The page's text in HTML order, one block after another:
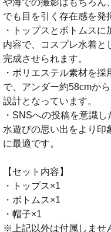
や海での撮影はもちろん
でも目を引く存在感を発
・トップスとボトムス
内容で、コスプレ水着と
完成させられます。
・ポリエステル素材を
で、アンダー約58cmか
設計となっています。
・SNSへの投稿を意識
水遊びの思い出をより印
に最適です。
【セット内容】
・トップス×1
・ボトムス×1
・帽子×1
※上記以外は付属しませ